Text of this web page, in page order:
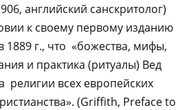
английский санскритолог)
к своему первому изданию
1889 г., что «божества, мифы,
и практика (ритуалы) Вед
религии всех европейских
(Griffith, Preface to